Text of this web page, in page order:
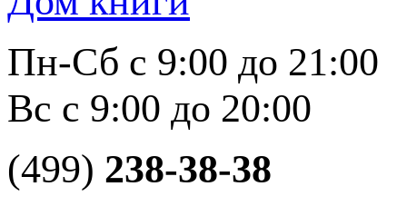
Пн-Сб с 9:00 до 21:00
Вс с 9:00 до 20:00
(499) 238-38-38